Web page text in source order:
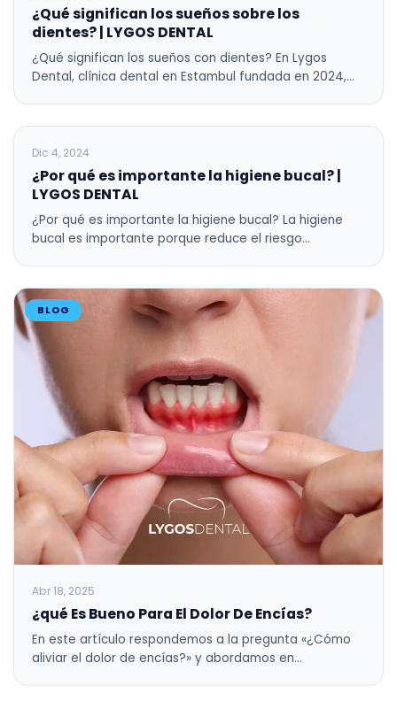
¿Qué significan los sueños sobre los
dientes? | LYGOS DENTAL
¿Qué significan los sueños con dientes? En Lygos
Dental, clínica dental en Estambul fundada en 2024,…
BLOG
Dic 4, 2024
¿Por qué es importante la higiene bucal? |
LYGOS DENTAL
¿Por qué es importante la higiene bucal? La higiene
bucal es importante porque reduce el riesgo…
BLOG
Abr 18, 2025
¿qué Es Bueno Para El Dolor De Encías?
En este artículo respondemos a la pregunta «¿Cómo
aliviar el dolor de encías?» y abordamos en…